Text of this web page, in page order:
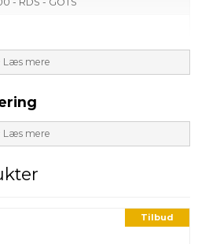
Bør tumbles med tennisbolde.
Varm / vinter
Læs mere
Læs mere
Tilbud